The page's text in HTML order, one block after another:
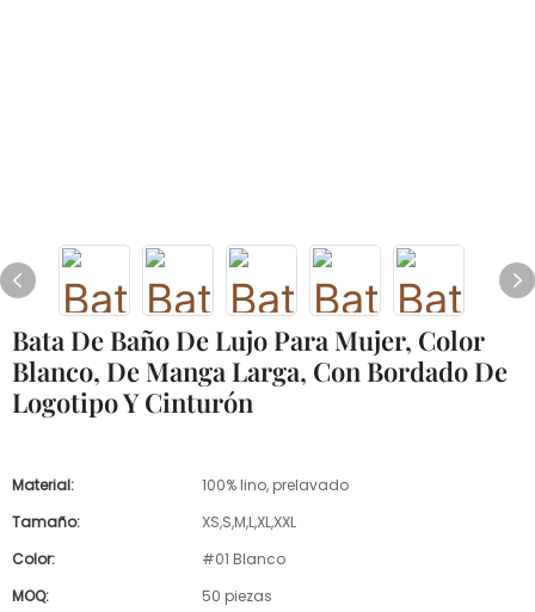
Bata De Baño De Lujo Para Mujer, Color
Blanco, De Manga Larga, Con Bordado De
Logotipo Y Cinturón
Material:
100% lino, prelavado
Tamaño:
XS,S,M,L,XL,XXL
Color:
#01 Blanco
MOQ:
50 piezas